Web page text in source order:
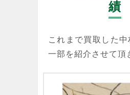
績
これまで買取した
一部を紹介させて頂